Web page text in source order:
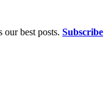
our best posts. Subscribe